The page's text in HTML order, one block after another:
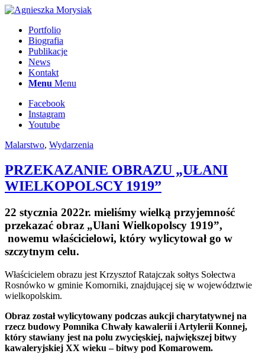
Portfolio
Biografia
Publikacje
News
Kontakt
Menu Menu
Facebook
Instagram
Youtube
Malarstwo, Wydarzenia
PRZEKAZANIE OBRAZU „UŁANI
WIELKOPOLSCY 1919”
22 stycznia 2022r. mieliśmy wielką przyjemność
przekazać obraz „Ułani Wielkopolscy 1919”,
nowemu właścicielowi, który wylicytował go w
szczytnym celu.
Właścicielem obrazu jest Krzysztof Ratajczak sołtys Sołectwa
Rosnówko w gminie Komorniki, znajdującej się w województwie
wielkopolskim.
Obraz został wylicytowany podczas aukcji charytatywnej na
rzecz budowy Pomnika Chwały kawalerii i Artylerii Konnej,
który stawiany jest na polu zwycięskiej, największej bitwy
kawaleryjskiej XX wieku – bitwy pod Komarowem.